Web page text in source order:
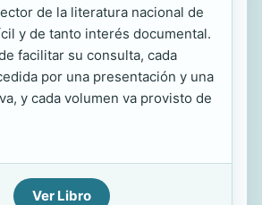
de la literatura nacional de
y de tanto interés documental.
facilitar su consulta, cada
por una presentación y una
y cada volumen va provisto de
Ver Libro